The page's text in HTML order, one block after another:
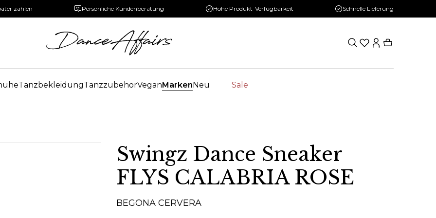
zahlen Persönliche Kundenberatung Hohe Produkt-Verfügbarkeit Schnelle Lieferung
TanzbekleidungTanzzubehörVeganMarkenNeu Sale
Swingz Dance Sneaker
FLYS CALABRIA ROSE
BEGONA CERVERA